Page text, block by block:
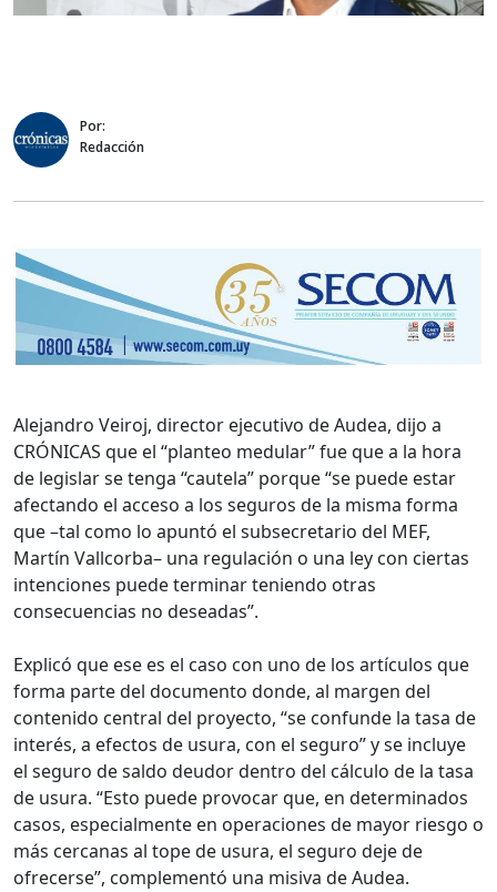
Por:
Redacción
Alejandro Veiroj, director ejecutivo de Audea, dijo a
CRÓNICAS que el “planteo medular” fue que a la hora
de legislar se tenga “cautela” porque “se puede estar
afectando el acceso a los seguros de la misma forma
que –tal como lo apuntó el subsecretario del MEF,
Martín Vallcorba– una regulación o una ley con ciertas
intenciones puede terminar teniendo otras
consecuencias no deseadas”.
Explicó que ese es el caso con uno de los artículos que
forma parte del documento donde, al margen del
contenido central del proyecto, “se confunde la tasa de
interés, a efectos de usura, con el seguro” y se incluye
el seguro de saldo deudor dentro del cálculo de la tasa
de usura. “Esto puede provocar que, en determinados
casos, especialmente en operaciones de mayor riesgo o
más cercanas al tope de usura, el seguro deje de
ofrecerse”, complementó una misiva de Audea.